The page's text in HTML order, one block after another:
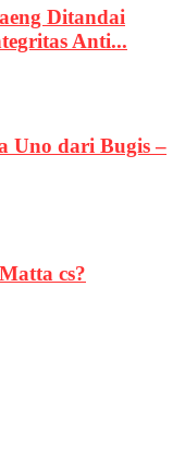
Ditandai
Anti...
Uno dari Bugis –
cs?